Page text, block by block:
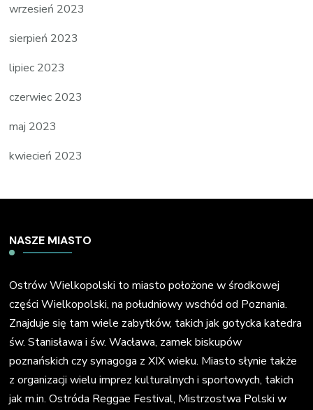
wrzesień 2023
sierpień 2023
lipiec 2023
czerwiec 2023
maj 2023
kwiecień 2023
NASZE MIASTO
Ostrów Wielkopolski to miasto położone w środkowej
części Wielkopolski, na południowy wschód od Poznania.
Znajduje się tam wiele zabytków, takich jak gotycka katedra
św. Stanisława i św. Wacława, zamek biskupów
poznańskich czy synagoga z XIX wieku. Miasto słynie także
z organizacji wielu imprez kulturalnych i sportowych, takich
jak m.in. Ostróda Reggae Festival, Mistrzostwa Polski w